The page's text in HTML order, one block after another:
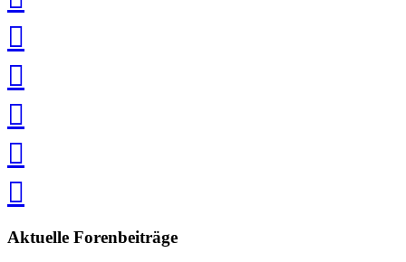
teilen
teilen
teilen
speichern
via
teilenteilen
Aktuelle Forenbeiträge